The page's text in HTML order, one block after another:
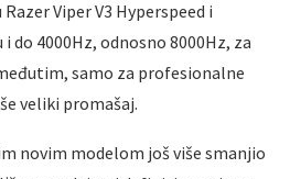
Viper V3 Hyperspeed i
do 4000Hz, odnosno 8000Hz, za
samo za profesionalne
veliki promašaj.
novim modelom još više smanjio